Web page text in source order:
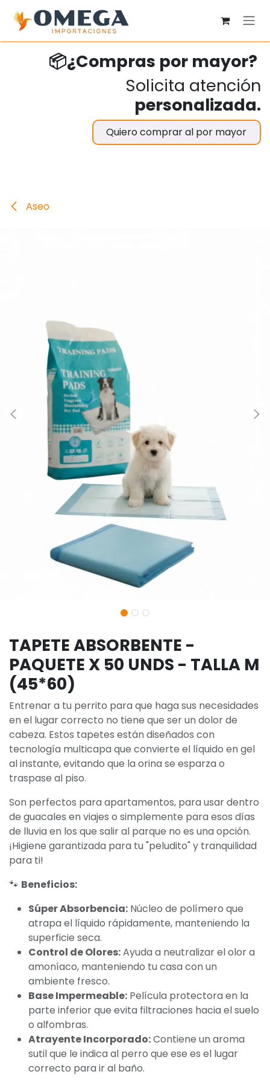
Ir al contenido
📦¿Compras por mayor?
Solicita atención
personalizada.
Quiero comprar al por mayor
Aseo
TAPETE ABSORBENTE -
PAQUETE X 50 UNDS - TALLA M
(45*60)
Entrenar a tu perrito para que haga sus necesidades
en el lugar correcto no tiene que ser un dolor de
cabeza. Estos tapetes están diseñados con
tecnología multicapa que convierte el líquido en gel
al instante, evitando que la orina se esparza o
traspase al piso.
Son perfectos para apartamentos, para usar dentro
de guacales en viajes o simplemente para esos días
de lluvia en los que salir al parque no es una opción.
¡Higiene garantizada para tu "peludito" y tranquilidad
para ti!
🐾 Beneficios:
Súper Absorbencia: Núcleo de polímero que
atrapa el líquido rápidamente, manteniendo la
superficie seca.
Control de Olores:Ayuda a neutralizar el olor a
amoníaco, manteniendo tu casa con un
ambiente fresco.
Base Impermeable: Película protectora en la
parte inferior que evita filtraciones hacia el suelo
o alfombras.
Atrayente Incorporado:Contiene un aroma
sutil que le indica al perro que ese es el lugar
correcto para ir al baño.